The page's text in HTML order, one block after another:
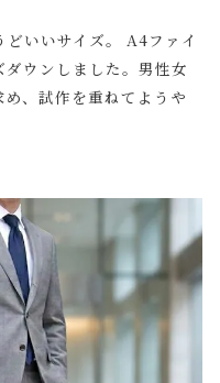
いいサイズ。 A4ファイ
ウンしました。男性女
、試作を重ねてようや